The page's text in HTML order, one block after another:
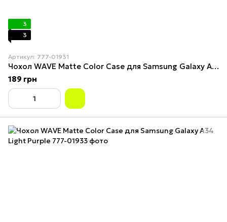
3
3
Артикул: 777-01931
Чохол WAVE Matte Color Case для Samsung Galaxy A34 Midnight Blue
189 грн